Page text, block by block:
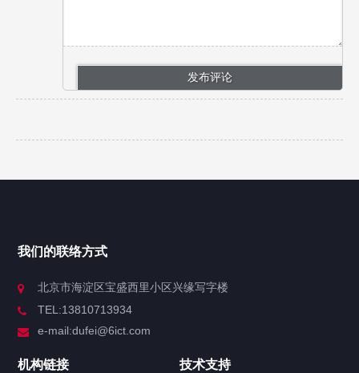
我们的联络方式
北京市海淀区宝盛西里小区兴缘写字楼
TEL:13810713934
e-mail:dufei@6ict.com
机构链接 技术支持